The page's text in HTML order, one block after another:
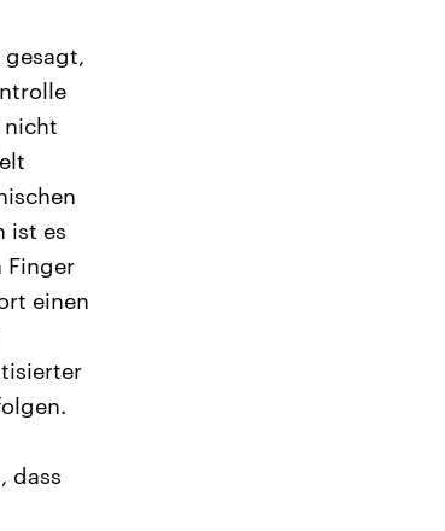
gesagt,
nicht
ist es
Finger
einen
dass